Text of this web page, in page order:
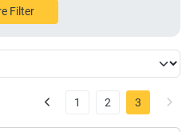
Filter
1 2 3